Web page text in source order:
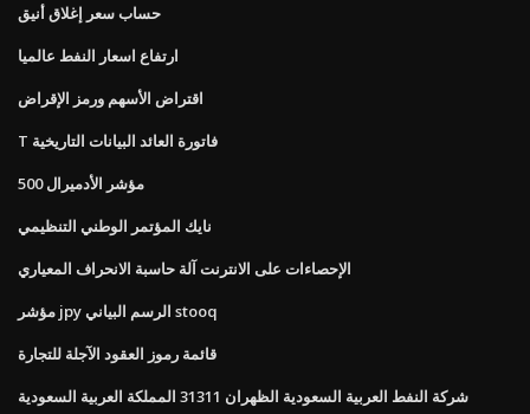
حساب سعر إغلاق أنيق
ارتفاع اسعار النفط عالميا
اقتراض الأسهم ورمز الإقراض
T فاتورة العائد البيانات التاريخية
500 مؤشر الأدميرال
نايك المؤتمر الوطني التنظيمي
الإحصاءات على الانترنت آلة حاسبة الانحراف المعياري
مؤشر jpy الرسم البياني stooq
قائمة رموز العقود الآجلة للتجارة
شركة النفط العربية السعودية الظهران 31311 المملكة العربية السعودية